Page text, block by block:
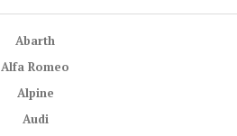
Abarth
Alfa Romeo
Alpine
Audi